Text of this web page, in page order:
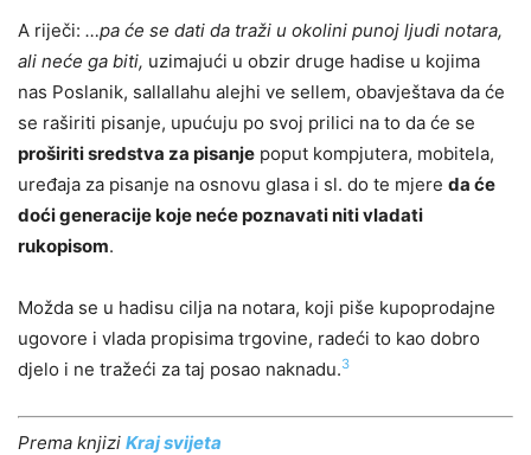
A riječi: …pa će se dati da traži u okolini punoj ljudi notara,
ali neće ga biti, uzimajući u obzir druge hadise u kojima
nas Poslanik, sallallahu alejhi ve sellem, obavještava da će
se raširiti pisanje, upućuju po svoj prilici na to da će se
proširiti sredstva za pisanje poput kompjutera, mobitela,
uređaja za pisanje na osnovu glasa i sl. do te mjere da će
doći generacije koje neće poznavati niti vladati
rukopisom.
Možda se u hadisu cilja na notara, koji piše kupoprodajne
ugovore i vlada propisima trgovine, radeći to kao dobro
djelo i ne tražeći za taj posao naknadu.3
Prema knjizi Kraj svijeta